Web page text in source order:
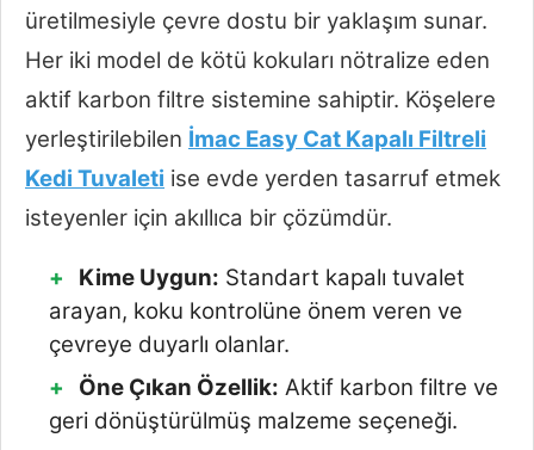
üretilmesiyle çevre dostu bir yaklaşım sunar.
Her iki model de kötü kokuları nötralize eden
aktif karbon filtre sistemine sahiptir. Köşelere
yerleştirilebilen İmac Easy Cat Kapalı Filtreli
Kedi Tuvaleti ise evde yerden tasarruf etmek
isteyenler için akıllıca bir çözümdür.
Kime Uygun: Standart kapalı tuvalet
arayan, koku kontrolüne önem veren ve
çevreye duyarlı olanlar.
Öne Çıkan Özellik: Aktif karbon filtre ve
geri dönüştürülmüş malzeme seçeneği.